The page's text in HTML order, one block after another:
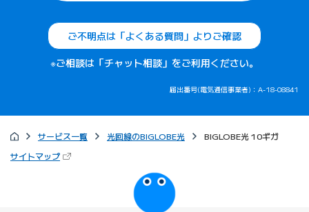
ご不明点は「よくある質問」よりご確認
※ご相談は「チャット相談」をご利用ください。
届出番号(電気通信事業者)：A-18-08841
サービス一覧 光回線のBIGLOBE光
BIGLOBE光 10ギガ
サイトマップ（新しいタブで開きます）